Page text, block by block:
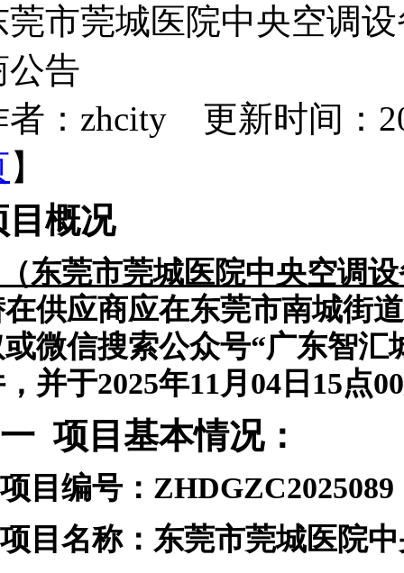
莞市莞城医院中央空调
公告
者：zhcity 更新时间：
】
目概况
（东莞市莞城医院中央空调
供应商应在东莞市南城街
微信搜索公众号“广东智
并于2025年11月 04 日 15点00
一 项目基本情况：
项目编号： ZHDGZC2025089
项目名称：东莞市莞城医院